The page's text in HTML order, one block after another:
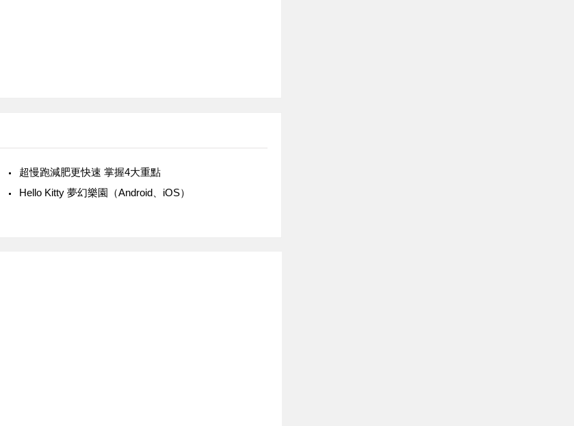
超慢跑減肥更快速 掌握4大重點
‎Hello Kitty 夢幻樂園（Android、iOS）